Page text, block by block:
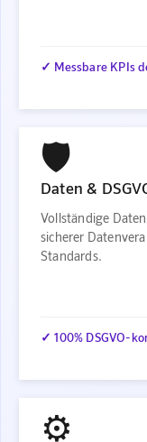
✓ Messbare KPIs
🛡️
Daten &
Vollständige
sicherer
Standards.
✓ 100% DSGVO-
⚙️